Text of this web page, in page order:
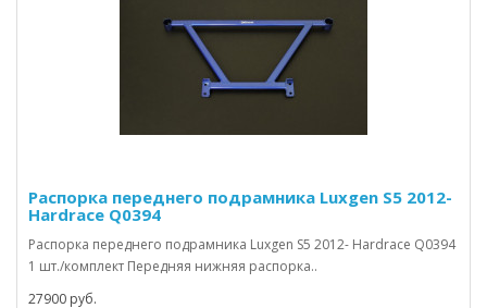
Распорка переднего подрамника Luxgen S5 2012-
Hardrace Q0394
Распорка переднего подрамника Luxgen S5 2012- Hardrace Q0394
1 шт./комплект Передняя нижняя распорка..
27900 руб.